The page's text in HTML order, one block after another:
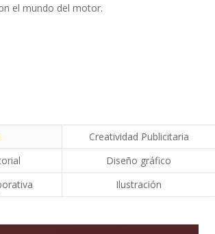
el mundo del motor.
Creatividad Publicitaria
Diseño gráfico
Ilustración